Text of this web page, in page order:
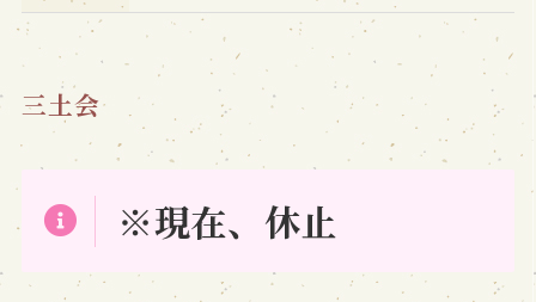
三土会
※現在、休止